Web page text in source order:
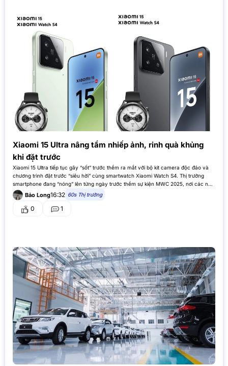
Xiaomi 15 Ultra nâng tầm nhiếp ảnh, rinh quà khủng
khi đặt trước
Xiaomi 15 Ultra tiếp tục gây “sốt” trước thềm ra mắt với bộ kit camera độc đáo và
chương trình đặt trước “siêu hời” cùng smartwatch Xiaomi Watch S4. Thị trường
smartphone đang “nóng” lên từng ngày trước thềm sự kiện MWC 2025, nơi các nhà
sản xuất hàng đầu…
Bảo Long16:32 60s Thị trường
0 1